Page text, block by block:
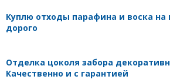
Куплю отходы парафина и воска на
дорого
Отделка цоколя забора
Качественно и с гарантией